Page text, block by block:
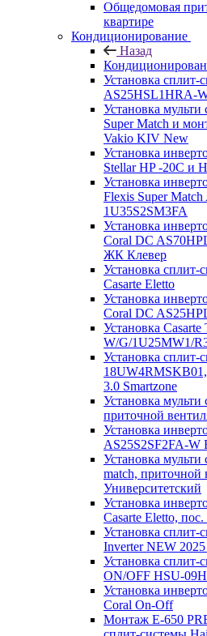
Общедомовая
квартире
Кондиционирование
Назад
Установка сплит-
AS25HSL1HRA-
Установка
Super Match и
Vakio KIV New
Установка
Stellar HP -20С и
Установка
Flexis Super
1U35S2SM3FA
Установка
Coral DC
ЖК Клевер
Установка сплит-
Casarte Eletto
Установка
Coral DC
Установка
W/G/1U25MW1/
Установка сплит-
3.0 Smartzone
Установка
приточной
Установка
AS25S2SF2FA-W
Установка
match,
Университетский
Установка
Casarte Eletto,
Установка
Inverter NEW
Установка сплит-
ON/OFF HSU-
Установка
Coral On-Off
Монтаж E-650